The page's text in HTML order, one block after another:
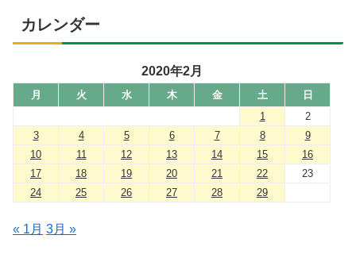
カレンダー
2020年2月
月 火 水 木 金 土
日
1
2
3
4 5 6 7 8
9
10
11 12 13 14 15
16
17
18 19 20 21 22
23
24
25 26 27 28 29
« 1月 3月 »